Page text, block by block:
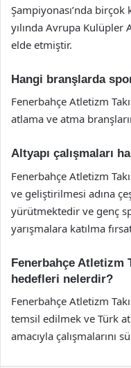
Şampiyonası’nda birçok
yılında Avrupa Kulüpler
elde etmiştir.
Hangi branşlarda
Fenerbahçe Atletizm
atlama ve atma
Altyapı çalışmaları
Fenerbahçe Atletizm
ve geliştirilmesi adına
yürütmektedir ve genç
yarışmalara katılma
Fenerbahçe Atletizm
hedefleri nelerdir?
Fenerbahçe Atletizm
temsil edilmek ve Türk
amacıyla çalışmalarını